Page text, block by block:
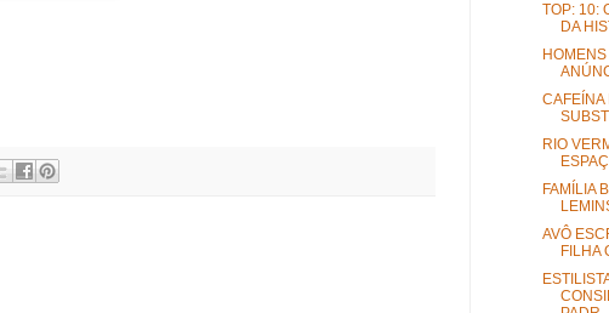
TOP: 10:
DA
CAFEÍNA
RIO
FAMÍLIA
AVÔ
FILHA